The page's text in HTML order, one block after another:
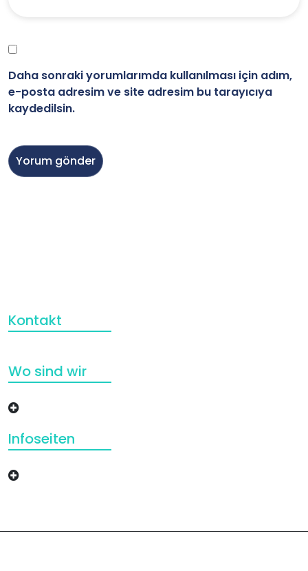
Daha sonraki yorumlarımda kullanılması için adım,
e-posta adresim ve site adresim bu tarayıcıya
kaydedilsin.
Kontakt
Wo sind wir
Infoseiten